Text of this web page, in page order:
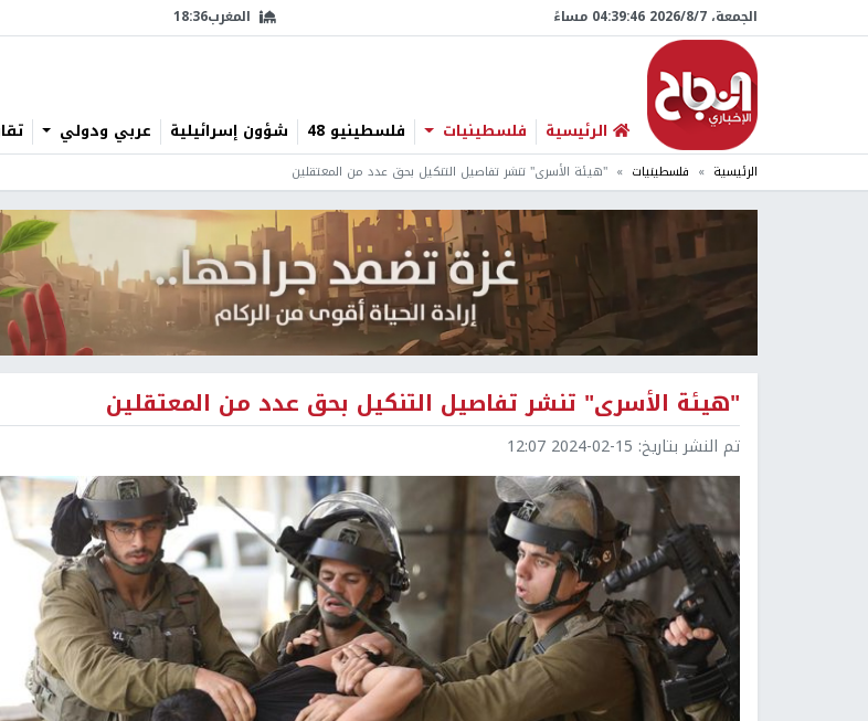
الجمعة، 7/‏8/‏2026 04:39:47 مساءً المغرب18:36
الرئيسية فلسطينيات فلسطينيو 48 شؤون إسرائيلية عربي ودولي
الرئيسية فلسطينيات "هيئة الأسرى" تنشر تفاصيل التنكيل بحق عدد من المعتقلين
"هيئة الأسرى" تنشر تفاصيل التنكيل بحق عدد من المعتقلين
تم النشر بتاريخ: 2024-02-15 12:07